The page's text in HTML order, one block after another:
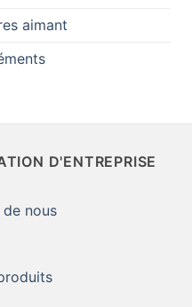
aimant
D'ENTREPRISE
nous